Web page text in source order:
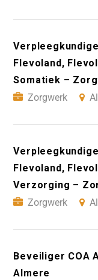
Flevoland,
Somatiek –
Zorgwerk
Flevoland,
Verzorging –
Zorgwerk
Beveiliger COA
Almere